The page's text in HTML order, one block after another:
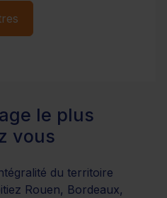
le plus
vous
du territoire
Rouen, Bordeaux,